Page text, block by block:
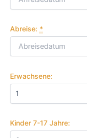
Abreise: *
Erwachsene:
Kinder 7-17 Jahre: